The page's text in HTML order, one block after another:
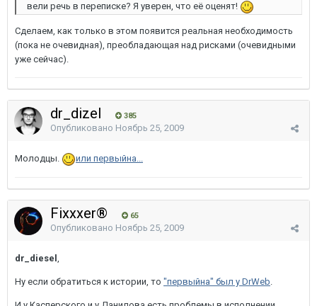
вели речь в переписке? Я уверен, что её оценят!
Сделаем, как только в этом появится реальная необходимость
(пока не очевидная), преобладающая над рисками (очевидными
уже сейчас).
dr_dizel 385
Опубликовано Ноябрь 25, 2009
Молодцы. или первыйна...
Fixxxer® 65
Опубликовано Ноябрь 25, 2009
dr_diesel ,
Ну если обратиться к истории, то "первыйна" был у DrWeb.